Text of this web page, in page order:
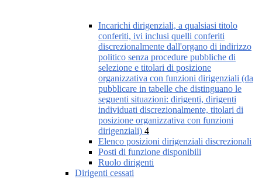
Incarichi dirigenziali, a qualsiasi titolo
conferiti, ivi inclusi quelli conferiti
discrezionalmente dall'organo di indirizzo
politico senza procedure pubbliche di
selezione e titolari di posizione
organizzativa con funzioni dirigenziali (da
pubblicare in tabelle che distinguano le
seguenti situazioni: dirigenti, dirigenti
individuati discrezionalmente, titolari di
posizione organizzativa con funzioni
dirigenziali) 4
Elenco posizioni dirigenziali discrezionali
Posti di funzione disponibili
Ruolo dirigenti
Dirigenti cessati